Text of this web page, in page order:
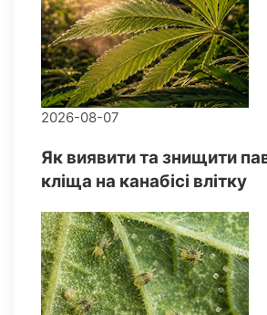
2026-08-07
Як виявити та знищити
кліща на канабісі влітку